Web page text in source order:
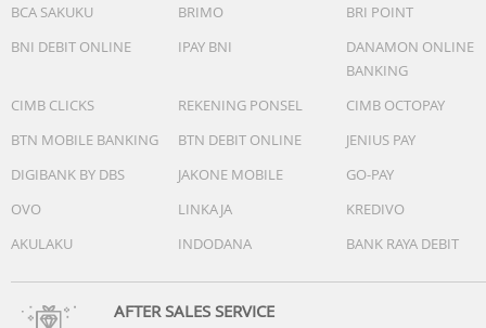
BCA SAKUKU
BRIMO
BRI POINT
BNI DEBIT ONLINE
IPAY BNI
DANAMON ONLINE
BANKING
CIMB CLICKS
REKENING PONSEL
CIMB OCTOPAY
BTN MOBILE BANKING
BTN DEBIT ONLINE
JENIUS PAY
DIGIBANK BY DBS
JAKONE MOBILE
GO-PAY
OVO
LINKAJA
KREDIVO
AKULAKU
INDODANA BANK RAYA DEBIT
AFTER SALES SERVICE